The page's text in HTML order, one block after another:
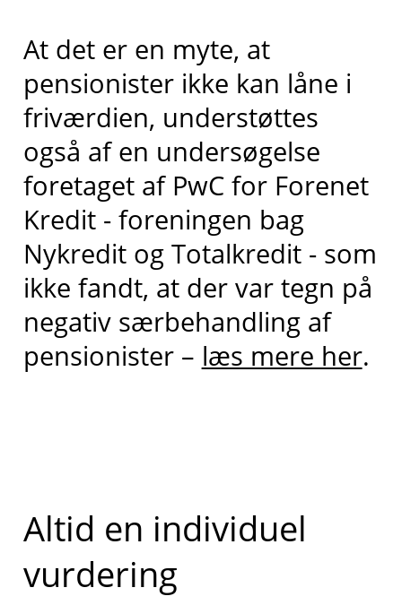
At det er en myte, at
pensionister ikke kan låne i
friværdien, understøttes
også af en undersøgelse
foretaget af PwC for Forenet
Kredit - foreningen bag
Nykredit og Totalkredit - som
ikke fandt, at der var tegn på
negativ særbehandling af
pensionister – læs mere her.
Altid en individuel
vurdering